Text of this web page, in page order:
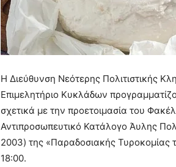
Η Διεύθυνση Νεότερης Πολιτιστικής
Επιμελητήριο Κυκλάδων
σχετικά με την προετοιμασία του
Αντιπροσωπευτικό Κατάλογο Άυλης
2003) της «Παραδοσιακής
18:00.